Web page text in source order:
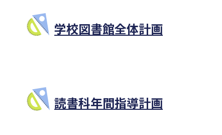
学校図書館全体計画
読書科年間指導計画